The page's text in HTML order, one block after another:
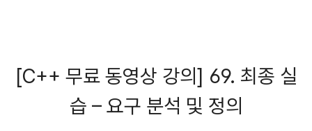
[C++ 무료 동영상 강의] 69. 최종 실
습 – 요구 분석 및 정의